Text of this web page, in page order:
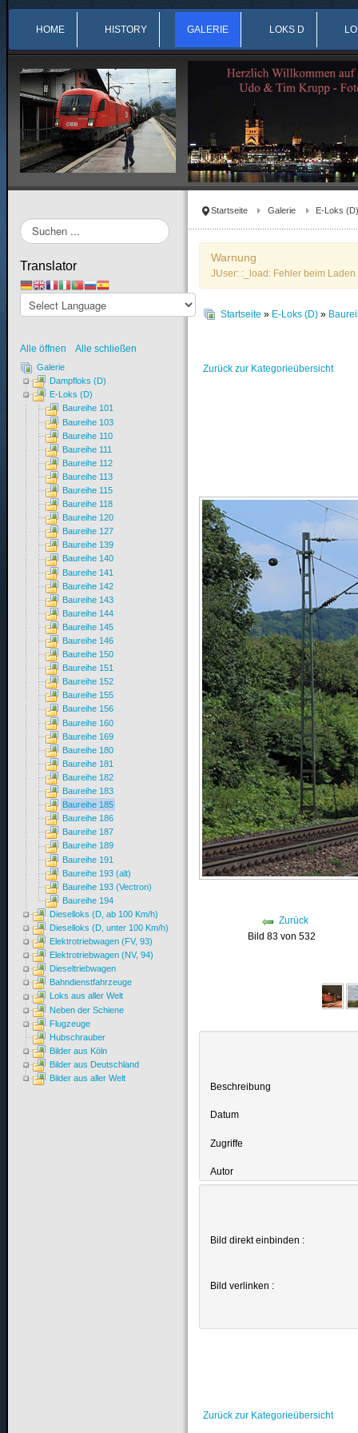
HOME HISTORY GALERIE LOKS D
Startseite Galerie E-Loks (D)
Warnung
JUser: :_load: Fehler beim
Startseite » E-Loks (D) »
Zurück zur Kategorieübersicht
Zurück
Bild 83 von 532
Beschreibung
Datum
Zugriffe
Autor
Bild direkt einbinden :
Bild verlinken :
Zurück zur Kategorieübersicht
Suchen
...
Translator
Alle öffnen Alle schließen
Galerie
Dampfloks (D)
E-Loks (D)
Baureihe 101
Baureihe 103
Baureihe 110
Baureihe 111
Baureihe 112
Baureihe 113
Baureihe 115
Baureihe 118
Baureihe 120
Baureihe 127
Baureihe 139
Baureihe 140
Baureihe 141
Baureihe 142
Baureihe 143
Baureihe 144
Baureihe 145
Baureihe 146
Baureihe 150
Baureihe 151
Baureihe 152
Baureihe 155
Baureihe 156
Baureihe 160
Baureihe 169
Baureihe 180
Baureihe 181
Baureihe 182
Baureihe 183
Baureihe 185
Baureihe 186
Baureihe 187
Baureihe 189
Baureihe 191
Baureihe 193 (alt)
Baureihe 193 (Vectron)
Baureihe 194
Dieselloks (D, ab 100 Km/h)
Dieselloks (D, unter 100 Km/h)
Elektrotriebwagen (FV, 93)
Elektrotriebwagen (NV, 94)
Dieseltriebwagen
Bahndienstfahrzeuge
Loks aus aller Welt
Neben der Schiene
Flugzeuge
Hubschrauber
Bilder aus Köln
Bilder aus Deutschland
Bilder aus aller Welt